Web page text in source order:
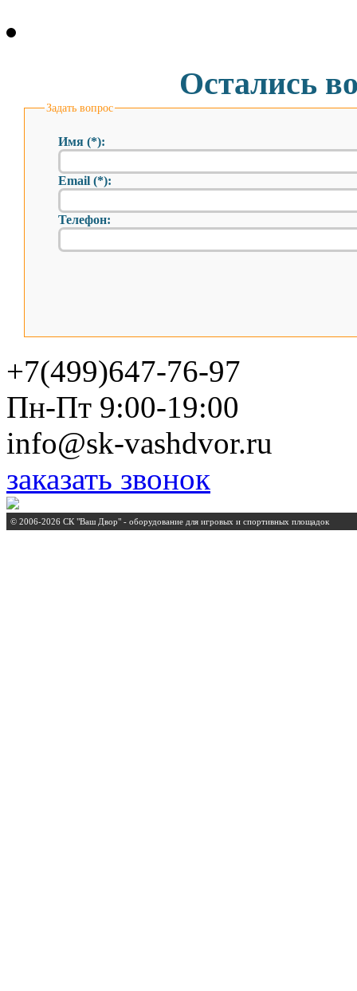
Остались
Задать вопрос
Имя (*):
Email (*):
Телефон:
+7(499)647-76-97
Пн-Пт 9:00-19:00
info@sk-vashdvor.ru
заказать звонок
© 2006-2026 СК "Ваш Двор" - оборудование для игровых и спортивных площадок